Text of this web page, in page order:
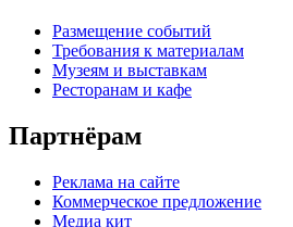
Размещение событий
Требования к материалам
Музеям и выставкам
Ресторанам и кафе
Партнёрам
Реклама на сайте
Коммерческое предложение
Медиа кит